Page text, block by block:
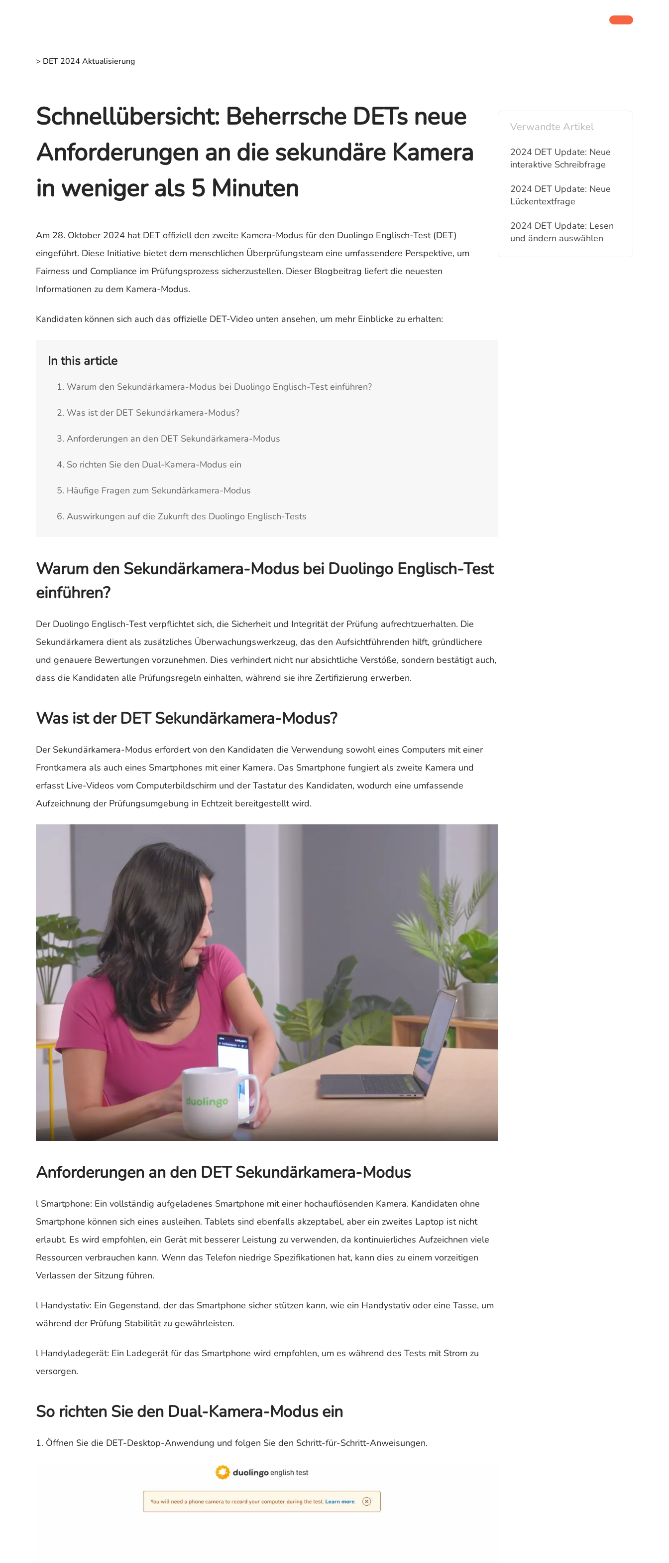
> DET 2024 Aktualisierung
Schnellübersicht: Beherrsche DETs neue
Anforderungen an die sekundäre Kamera
in weniger als 5 Minuten
Am 28. Oktober 2024 hat DET offiziell den zweite Kamera-Modus für den Duolingo Englisch-Test (DET)
eingeführt. Diese Initiative bietet dem menschlichen Überprüfungsteam eine umfassendere Perspektive, um
Fairness und Compliance im Prüfungsprozess sicherzustellen. Dieser Blogbeitrag liefert die neuesten
Informationen zu dem Kamera-Modus.
Kandidaten können sich auch das offizielle DET-Video unten ansehen, um mehr Einblicke zu erhalten:
In this article
1. Warum den Sekundärkamera-Modus bei Duolingo Englisch-Test einführen?
2. Was ist der DET Sekundärkamera-Modus?
3. Anforderungen an den DET Sekundärkamera-Modus
4. So richten Sie den Dual-Kamera-Modus ein
5. Häufige Fragen zum Sekundärkamera-Modus
6. Auswirkungen auf die Zukunft des Duolingo Englisch-Tests
Warum den Sekundärkamera-Modus bei Duolingo Englisch-Test
einführen?
Der Duolingo Englisch-Test verpflichtet sich, die Sicherheit und Integrität der Prüfung aufrechtzuerhalten. Die
Sekundärkamera dient als zusätzliches Überwachungswerkzeug, das den Aufsichtführenden hilft, gründlichere
und genauere Bewertungen vorzunehmen. Dies verhindert nicht nur absichtliche Verstöße, sondern bestätigt auch,
dass die Kandidaten alle Prüfungsregeln einhalten, während sie ihre Zertifizierung erwerben.
Was ist der DET Sekundärkamera-Modus?
Der Sekundärkamera-Modus erfordert von den Kandidaten die Verwendung sowohl eines Computers mit einer
Frontkamera als auch eines Smartphones mit einer Kamera. Das Smartphone fungiert als zweite Kamera und
erfasst Live-Videos vom Computerbildschirm und der Tastatur des Kandidaten, wodurch eine umfassende
Aufzeichnung der Prüfungsumgebung in Echtzeit bereitgestellt wird.
Anforderungen an den DET Sekundärkamera-Modus
l Smartphone: Ein vollständig aufgeladenes Smartphone mit einer hochauflösenden Kamera. Kandidaten ohne
Smartphone können sich eines ausleihen. Tablets sind ebenfalls akzeptabel, aber ein zweites Laptop ist nicht
erlaubt. Es wird empfohlen, ein Gerät mit besserer Leistung zu verwenden, da kontinuierliches Aufzeichnen viele
Ressourcen verbrauchen kann. Wenn das Telefon niedrige Spezifikationen hat, kann dies zu einem vorzeitigen
Verlassen der Sitzung führen.
l Handystativ: Ein Gegenstand, der das Smartphone sicher stützen kann, wie ein Handystativ oder eine Tasse, um
während der Prüfung Stabilität zu gewährleisten.
l Handyladegerät: Ein Ladegerät für das Smartphone wird empfohlen, um es während des Tests mit Strom zu
versorgen.
So richten Sie den Dual-Kamera-Modus ein
1. Öffnen Sie die DET-Desktop-Anwendung und folgen Sie den Schritt-für-Schritt-Anweisungen.
Verwandte Artikel
2024 DET Update: Neue
interaktive Schreibfrage
2024 DET Update: Neue
Lückentextfrage
2024 DET Update: Lesen
und ändern auswählen